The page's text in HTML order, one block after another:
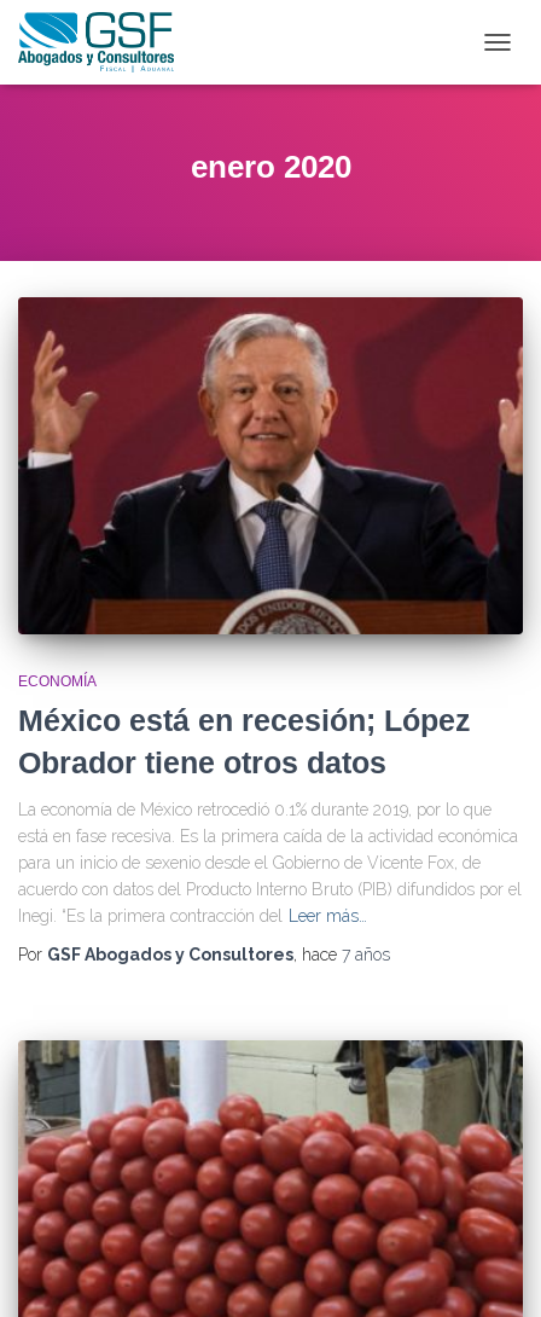
MODO
enero 2020
ECONOMÍA
México está en recesión; López
Obrador tiene otros datos
La economía de México retrocedió 0.1% durante 2019, por lo que
está en fase recesiva. Es la primera caída de la actividad económica
para un inicio de sexenio desde el Gobierno de Vicente Fox, de
acuerdo con datos del Producto Interno Bruto (PIB) difundidos por el
Inegi. “Es la primera contracción del
Leer más…
Por GSF Abogados y Consultores, hace 7 años